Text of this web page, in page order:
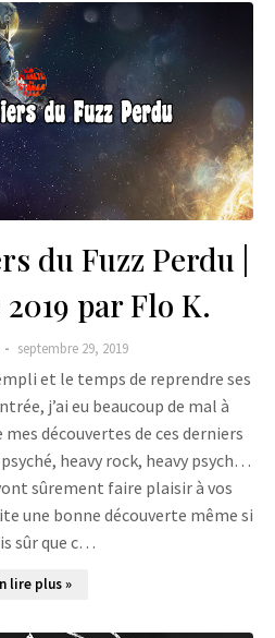
du Fuzz Perdu |
par Flo K.
septembre 29, 2019
et le temps de reprendre ses
j’ai eu beaucoup de mal à
découvertes de ces derniers
heavy rock, heavy psych…
sûrement faire plaisir à vos
une bonne découverte même si
sûr que c…
lire plus »